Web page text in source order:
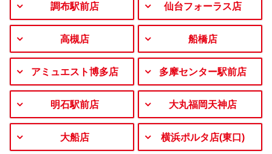
調布駅前店 仙台フォーラス店
高槻店 船橋店
アミュエスト博多店 多摩センター駅前店
明石駅前店 大丸福岡天神店
大船店 横浜ポルタ店(東口)